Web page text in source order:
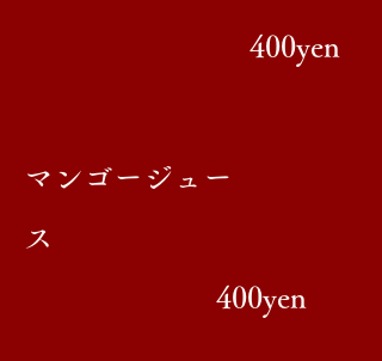
400yen
マンゴージュー
ス
400yen